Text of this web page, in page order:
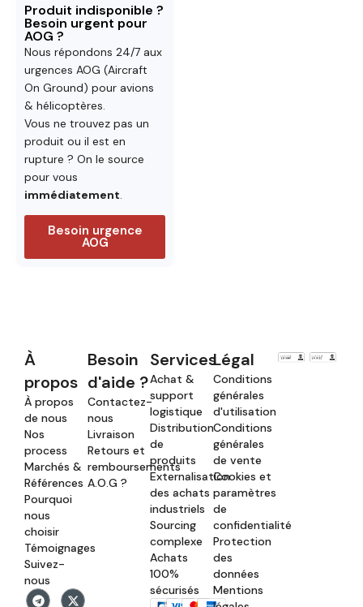
Produit indisponible ?
Besoin urgent pour
AOG ?
Nous répondons 24/7 aux
urgences AOG (Aircraft
On Ground) pour avions
& hélicoptères.
Vous ne trouvez pas un
produit ou il est en
rupture ? On le source
pour vous
immédiatement.
Besoin urgence
AOG
À
propos
À propos
de nous
Nos
process
Marchés &
Références
Pourquoi
nous
choisir
Témoignages
Suivez-
nous
Besoin
d'aide ?
Contactez-
nous
Livraison
Retours et
remboursements
A.O.G ?
Services
Achat &
support
logistique
Distribution
de
produits
Externalisation
des achats
industriels
Sourcing
complexe
Achats
100%
sécurisés
Légal
Conditions
générales
d'utilisation
Conditions
générales
de vente
Cookies et
paramètres
de
confidentialité
Protection
des
données
Mentions